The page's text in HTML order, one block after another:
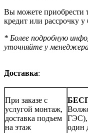
Вы можете приобрести
кредит или рассрочку у
* Более подробную
уточняйте у
Доставка:
При заказе с
услугой монтаж,
доставка подъем
на этаж
ГЭС),
один